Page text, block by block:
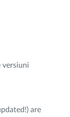
versiuni
are